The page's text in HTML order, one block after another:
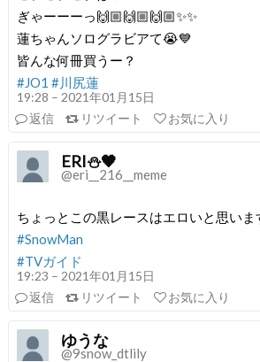
ぎゃーーーっ🙌🏼🙌🏼🙌🏼✨✨
蓮ちゃんソログラビアて😭💙
皆んな何冊買うー？
#JO1 #川尻蓮
19:28 – 2021年01月15日
返信
リツイート お気に入り
ERI⛄🖤
@eri__216__meme
ちょっとこの黒レースはエロいと思いま
#SnowMan
#TVガイド
19:23 – 2021年01月15日
返信
リツイート お気に入り
ゆうな
@9snow_dtlily